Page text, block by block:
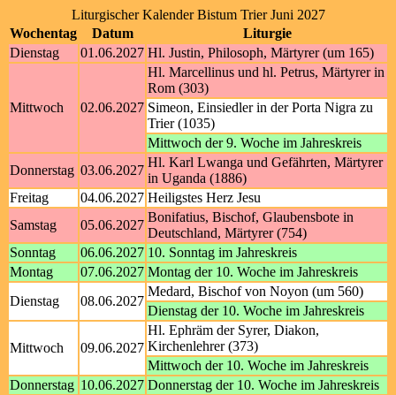
Liturgischer Kalender Bistum Trier Juni 2027
Wochentag
Datum
Liturgie
Dienstag
01.06.2027 Hl. Justin, Philosoph, Märtyrer (um 165)
Mittwoch 02.06.2027
Hl. Marcellinus und hl. Petrus, Märtyrer in
Rom (303)
Simeon, Einsiedler in der Porta Nigra zu
Trier (1035)
Mittwoch der 9. Woche im Jahreskreis
Donnerstag 03.06.2027
Hl. Karl Lwanga und Gefährten, Märtyrer
in Uganda (1886)
Freitag
04.06.2027 Heiligstes Herz Jesu
Samstag
05.06.2027
Bonifatius, Bischof, Glaubensbote in
Deutschland, Märtyrer (754)
Sonntag
06.06.2027 10. Sonntag im Jahreskreis
Montag
07.06.2027 Montag der 10. Woche im Jahreskreis
Dienstag
08.06.2027
Medard, Bischof von Noyon (um 560)
Dienstag der 10. Woche im Jahreskreis
Mittwoch 09.06.2027
Hl. Ephräm der Syrer, Diakon,
Kirchenlehrer (373)
Mittwoch der 10. Woche im Jahreskreis
Donnerstag 10.06.2027 Donnerstag der 10. Woche im Jahreskreis